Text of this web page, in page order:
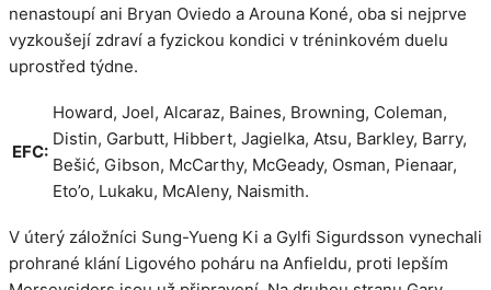
nenastoupí ani Bryan Oviedo a Arouna Koné, oba si nejprve
vyzkoušejí zdraví a fyzickou kondici v tréninkovém duelu
uprostřed týdne.
EFC:
Howard, Joel, Alcaraz, Baines, Browning, Coleman,
Distin, Garbutt, Hibbert, Jagielka, Atsu, Barkley, Barry,
Bešić, Gibson, McCarthy, McGeady, Osman, Pienaar,
Eto’o, Lukaku, McAleny, Naismith.
V úterý záložníci Sung-Yueng Ki a Gylfi Sigurdsson vynechali
prohrané klání Ligového poháru na Anfieldu, proti lepším